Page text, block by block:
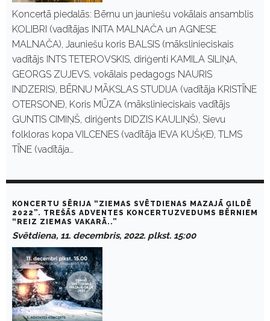
Koncertā piedalās: Bērnu un jauniešu vokālais ansamblis
KOLIBRI (vadītājas INITA MALNAČA un AGNESE
MALNAČA), Jauniešu koris BALSIS (mākslinieciskais
vadītājs INTS TETEROVSKIS, diriģenti KAMILA SILIŅA,
GEORGS ZUJEVS, vokālais pedagogs NAURIS
INDZERIS), BĒRNU MĀKSLAS STUDIJA (vadītāja KRISTĪNE
OTERSONE), Koris MŪZA (mākslinieciskais vadītājs
GUNTIS CIMIŅŠ, diriģents DIDZIS KAULIŅŠ), Sievu
folkloras kopa VILCENES (vadītāja IEVA KUŠĶE), TLMS
TĪNE (vadītāja…
KONCERTU SĒRIJA “ZIEMAS SVĒTDIENAS MAZAJĀ ĢILDĒ
2022”. TREŠĀS ADVENTES KONCERTUZVEDUMS BĒRNIEM
“REIZ ZIEMAS VAKARĀ..”
Svētdiena, 11. decembris, 2022. plkst. 15:00